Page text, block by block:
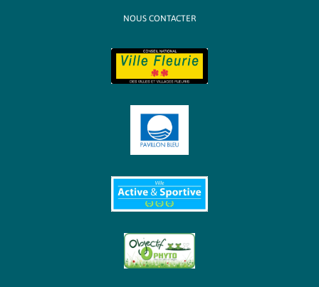
NOUS CONTACTER